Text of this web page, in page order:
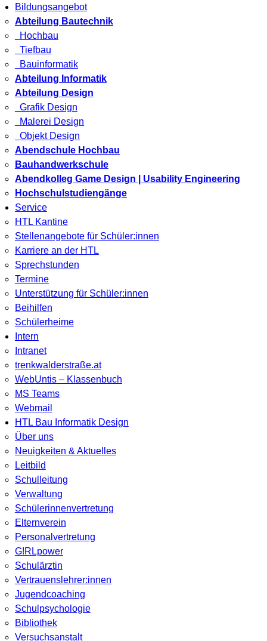
Bildungsangebot
Abteilung Bautechnik
Hochbau
Tiefbau
Bauinformatik
Abteilung Informatik
Abteilung Design
Grafik Design
Malerei Design
Objekt Design
Abendschule Hochbau
Bauhandwerkschule
Abendkolleg Game Design | Usability Engineering
Hochschulstudiengänge
Service
HTL Kantine
Stellenangebote für Schüler:innen
Karriere an der HTL
Sprechstunden
Termine
Unterstützung für Schüler:innen
Beihilfen
Schülerheime
Intern
Intranet
trenkwalderstraße.at
WebUntis – Klassenbuch
MS Teams
Webmail
HTL Bau Informatik Design
Über uns
Neuigkeiten & Aktuelles
Leitbild
Schulleitung
Verwaltung
Schülerinnenvertretung
Elternverein
Personalvertretung
G!RLpower
Schulärztin
Vertrauenslehrer:innen
Jugendcoaching
Schulpsychologie
Bibliothek
Versuchsanstalt